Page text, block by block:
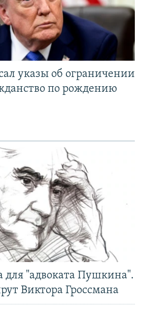
указы об ограничении
по рождению
для "адвоката Пушкина".
Виктора Гроссмана